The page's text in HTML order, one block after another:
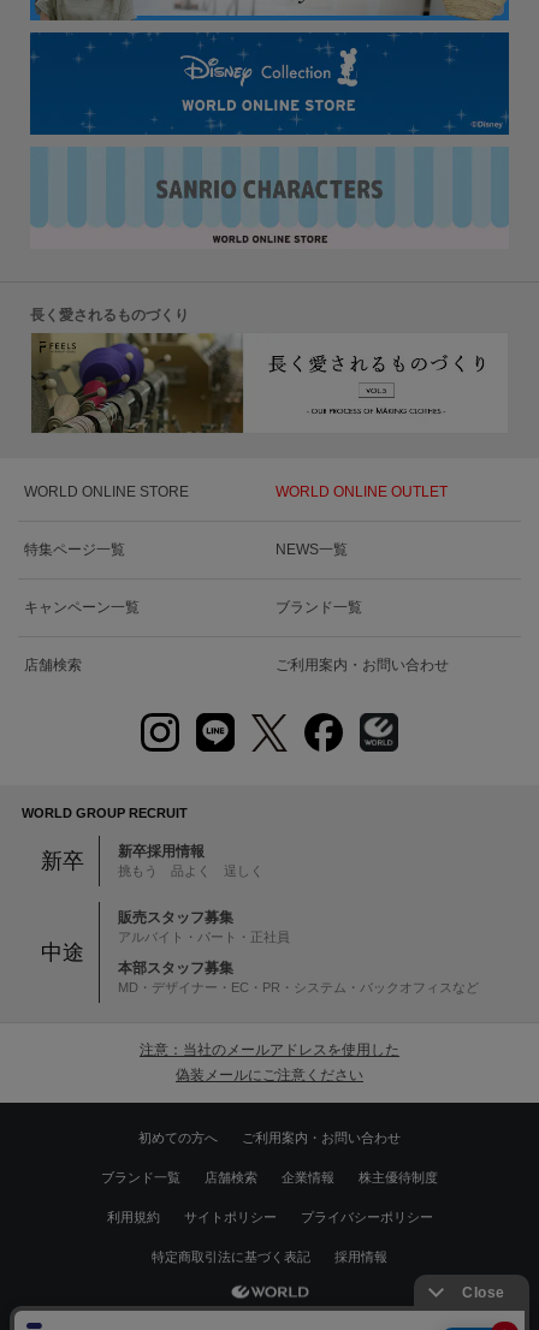
長く愛されるものづくり
WORLD ONLINE STORE WORLD ONLINE OUTLET
特集ページ一覧 NEWS一覧
キャンペーン一覧 ブランド一覧
店舗検索 ご利用案内・お問い合わせ
WORLD GROUP RECRUIT
新卒 新卒採用情報
挑もう 品よく 逞しく
中途
販売スタッフ募集
アルバイト・パート・正社員
本部スタッフ募集
MD・デザイナー・EC・PR・システム・バックオフィスなど
注意：当社のメールアドレスを使用した
偽装メールにご注意ください
初めての方へ ご利用案内・お問い合わせ
ブランド一覧 店舗検索 企業情報 株主優待制度
利用規約 サイトポリシー プライバシーポリシー
特定商取引法に基づく表記 採用情報